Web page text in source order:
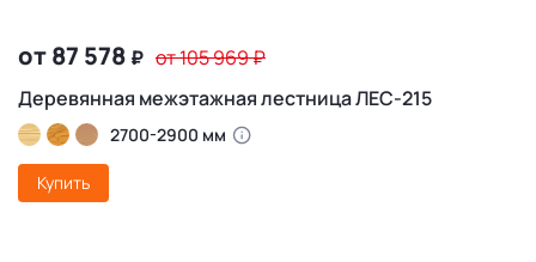
от 87 578 ₽ от 105 969₽
Деревянная межэтажная лестница ЛЕС-215
2700-2900 мм
Купить